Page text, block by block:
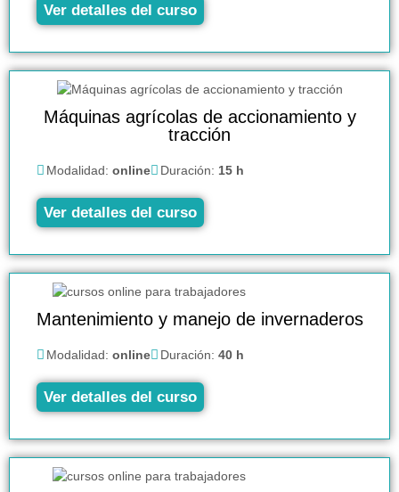
Ver detalles del curso
Máquinas agrícolas de accionamiento y
tracción
Modalidad: online Duración: 15 h
Ver detalles del curso
Mantenimiento y manejo de invernaderos
Modalidad: online Duración: 40 h
Ver detalles del curso